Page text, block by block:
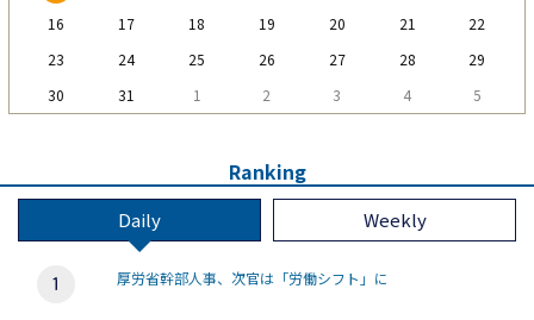
16
17 18 19 20 21
22
23
24 25 26 27 28
29
30
31 1 2 3 4 5
Ranking
Daily Weekly
厚労省幹部人事、次官は「労働シフト」に